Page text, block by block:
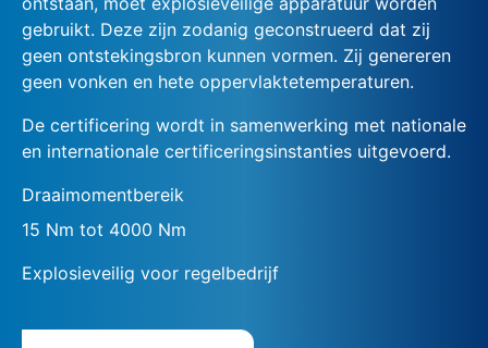
gebruikt. Deze zijn zodanig geconstrueerd dat zij
geen ontstekingsbron kunnen vormen. Zij genereren
geen vonken en hete oppervlaktetemperaturen.
De certificering wordt in samenwerking met nationale
en internationale certificeringsinstanties uitgevoerd.
Draaimomentbereik
15 Nm tot 4000 Nm
Explosieveilig voor regelbedrijf